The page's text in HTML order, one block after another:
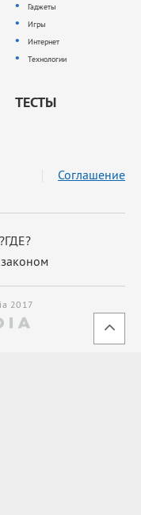
Гаджеты
Игры
Интернет
Технологии
ТЕСТЫ
Соглашение
2017